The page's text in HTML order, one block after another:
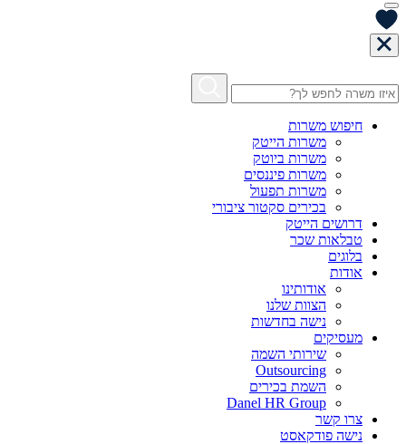
חיפוש משרות
משרות הייטק
משרות ביוטק
משרות פיננסים
משרות תפעול
בכירים סקטור ציבורי
דרושים הייטק
טבלאות שכר
בלוגים
אודות
אודותינו
הצוות שלנו
נישה בחדשות
מעסיקים
שירותי השמה
Outsourcing
השמת בכירים
Danel HR Group
צרו קשר
נישה פודקאסט